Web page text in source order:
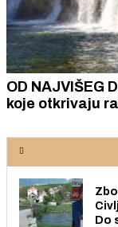
OD NAJVIŠEG
koje otkrivaju
Do